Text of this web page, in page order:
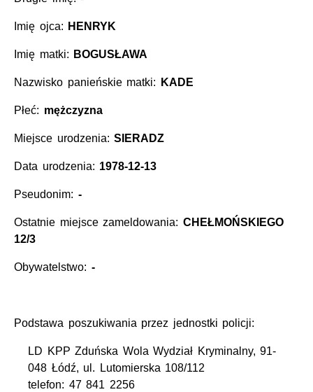
Imię ojca: HENRYK
Imię matki: BOGUSŁAWA
Nazwisko panieńskie matki: KADE
Płeć: mężczyzna
Miejsce urodzenia:SIERADZ
Data urodzenia: 1978-12-13
Pseudonim: -
Ostatnie miejsce zameldowania: CHEŁMOŃSKIEGO
12/3
Obywatelstwo: -
Podstawa poszukiwania przez jednostki policji:
LD KPP Zduńska Wola Wydział Kryminalny, 91-
048 Łódź, ul. Lutomierska 108/112
telefon: 47 841 2256